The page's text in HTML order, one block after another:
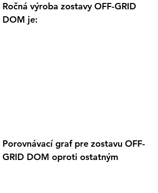
Ročná výroba zostavy OFF-GRID
DOM je:
Porovnávací graf pre zostavu OFF-
GRID DOM oproti ostatným